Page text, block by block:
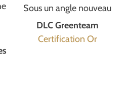
Sous un angle nouveau
DLC Greenteam
Certification Or